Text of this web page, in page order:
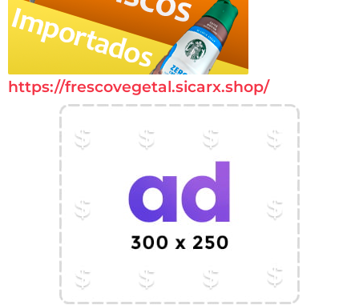
https://frescovegetal.sicarx.shop/